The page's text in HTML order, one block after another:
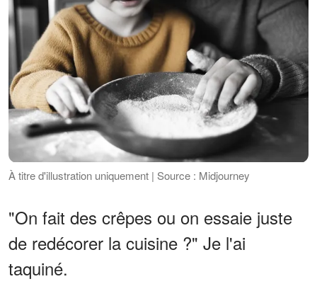
À titre d'illustration uniquement | Source : Midjourney
"On fait des crêpes ou on essaie juste
de redécorer la cuisine ?" Je l'ai
taquiné.